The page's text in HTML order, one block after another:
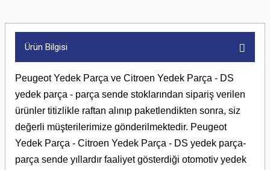
Ürün Bilgisi
Peugeot Yedek Parça ve Citroen Yedek Parça - DS
yedek parça - parça sende stoklarından sipariş verilen
ürünler titizlikle raftan alınıp paketlendikten sonra, siz
değerli müşterilerimize gönderilmektedir. Peugeot
Yedek Parça - Citroen Yedek Parça - DS yedek parça-
parça sende yıllardır faaliyet gösterdiği otomotiv yedek